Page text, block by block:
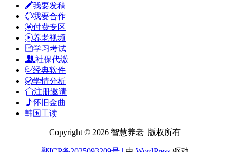
我要发稿
我要合作
付费专区
养老视频
学习考试
社保代缴
经典软件
学情分析
注册邀请
怀旧金曲
韩国工读
Copyright © 2026 智慧养老 版权所有